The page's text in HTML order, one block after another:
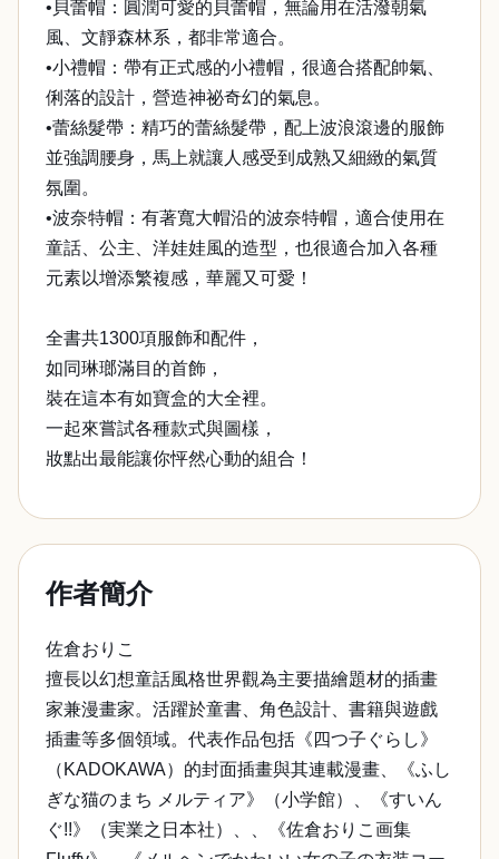
•貝蕾帽：圓潤可愛的貝蕾帽，無論用在活潑朝氣
風、文靜森林系，都非常適合。
•小禮帽：帶有正式感的小禮帽，很適合搭配帥氣、
俐落的設計，營造神祕奇幻的氣息。
•蕾絲髮帶：精巧的蕾絲髮帶，配上波浪滾邊的服飾
並強調腰身，馬上就讓人感受到成熟又細緻的氣質
氛圍。
•波奈特帽：有著寬大帽沿的波奈特帽，適合使用在
童話、公主、洋娃娃風的造型，也很適合加入各種
元素以增添繁複感，華麗又可愛！
全書共1300項服飾和配件，
如同琳瑯滿目的首飾，
裝在這本有如寶盒的大全裡。
一起來嘗試各種款式與圖樣，
妝點出最能讓你怦然心動的組合！
作者簡介
佐倉おりこ
擅長以幻想童話風格世界觀為主要描繪題材的插畫
家兼漫畫家。活躍於童書、角色設計、書籍與遊戲
插畫等多個領域。代表作品包括《四つ子ぐらし》
（KADOKAWA）的封面插畫與其連載漫畫、《ふし
ぎな猫のまち メルティア》（小学館）、《すいん
ぐ!!》（実業之日本社）、、《佐倉おりこ画集